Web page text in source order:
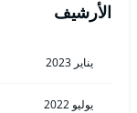
الأرشيف
يناير 2023
يوليو 2022